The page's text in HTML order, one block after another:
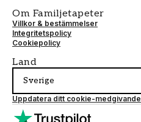
Om Familjetapeter
Villkor & bestämmelser
Integritetspolicy
Cookiepolicy
Land
Sverige
Uppdatera ditt cookie-medgivande